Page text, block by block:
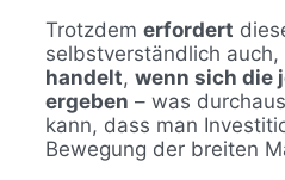
Trotzdem erfordert
selbstverständlich auch,
handelt, wenn sich die
ergeben – was
kann, dass man
Bewegung der breiten